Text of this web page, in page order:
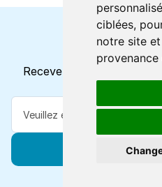
ciblées,
notre site
Horaires et
Recevez toutes les